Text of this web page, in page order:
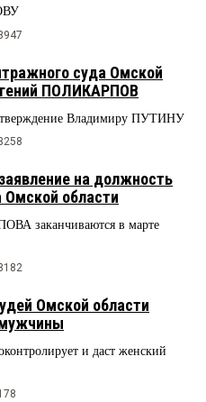
суда Омской
ПОЛИКАРПОВ
Владимиру ПУТИНУ
на должность
области
заканчиваются в марте
Омской области
мужчины
и даст женский